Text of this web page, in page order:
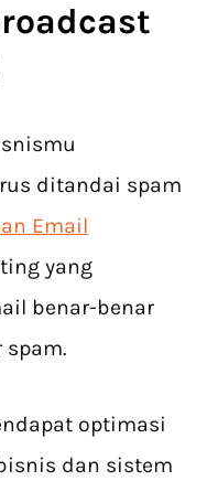
ditandai spam
Email
yang
benar-benar
optimasi
dan sistem